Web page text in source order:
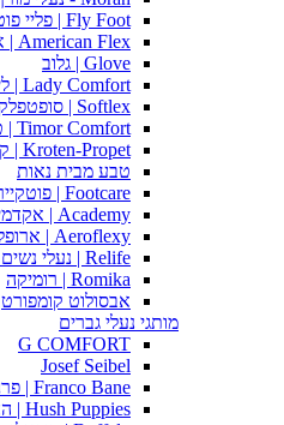
Fly Foot | פליי פוט
American Flex | אמריקו פלקס
Glove | גלוב
Lady Comfort | ליידי קומפורט
Softlex | סופטפלקס
Timor Comfort | טימור קומפורט
Kroten-Propet | קרוטן-פרופט
טבע מבית נאות
Footcare | פוטקייר
Academy | אקדמי
Aeroflexy | ארופלקסי
Relife | נעלי נשים רילייף
Romika | רומיקה
אבסולוט קומפורט
מותגי נעלי גברים
G COMFORT
Josef Seibel
Franco Bane | פרנקו בן
Hush Puppies | האש פפיס